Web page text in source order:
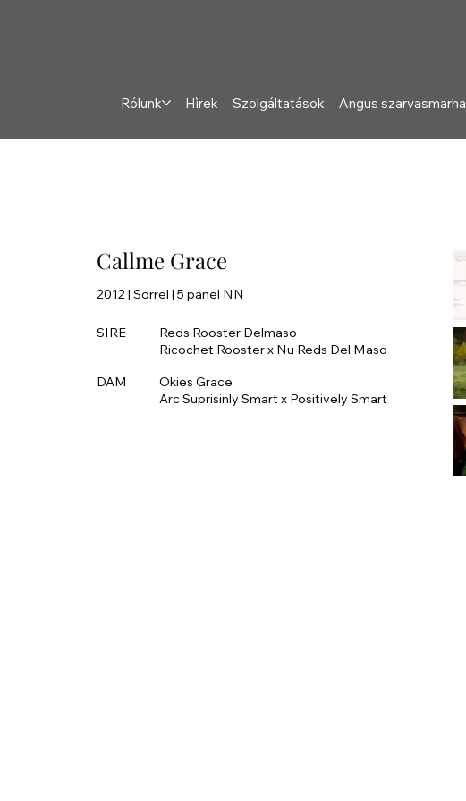
Rólunk Hìrek Szolgáltatások Angus szarvasmarha
Callme Grace
2012 | Sorrel | 5 panel NN
SIRE
Reds Rooster Delmaso
Ricochet Rooster x Nu Reds Del Maso
DAM
Okies Grace
Arc Suprisinly Smart x Positively Smart